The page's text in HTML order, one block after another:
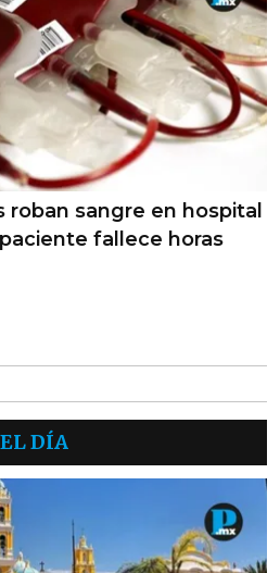
roban sangre en hospital
fallece horas
DÍA